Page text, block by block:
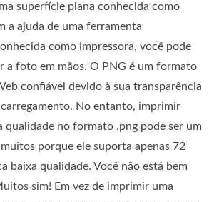
superfície plana conhecida como
a ajuda de uma ferramenta
como impressora, você pode
a foto em mãos. O PNG é um formato
confiável devido à sua transparência
No entanto, imprimir
qualidade no formato .png pode ser um
porque ele suporta apenas 72
baixa qualidade. Você não está bem
sim! Em vez de imprimir uma